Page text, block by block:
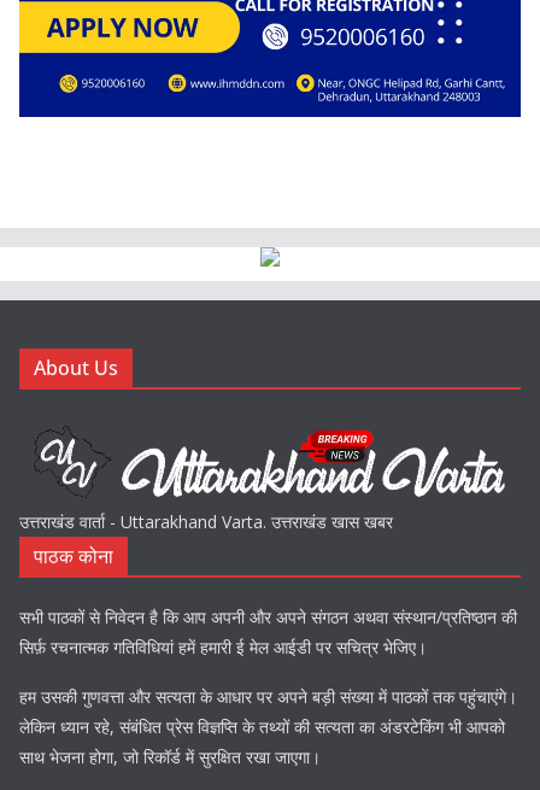
About Us
उत्तराखंड वार्ता - Uttarakhand Varta. उत्तराखंड खास खबर
पाठक कोना
सभी पाठकों से निवेदन है कि आप अपनी और अपने संगठन अथवा संस्थान/प्रतिष्ठान की
सिर्फ़ रचनात्मक गतिविधियां हमें हमारी ई मेल आईडी पर सचित्र भेजिए।
हम उसकी गुणवत्ता और सत्यता के आधार पर अपने बड़ी संख्या में पाठकों तक पहुंचाएंगे।
लेकिन ध्यान रहे, संबंधित प्रेस विज्ञप्ति के तथ्यों की सत्यता का अंडरटेकिंग भी आपको
साथ भेजना होगा, जो रिकॉर्ड में सुरक्षित रखा जाएगा।